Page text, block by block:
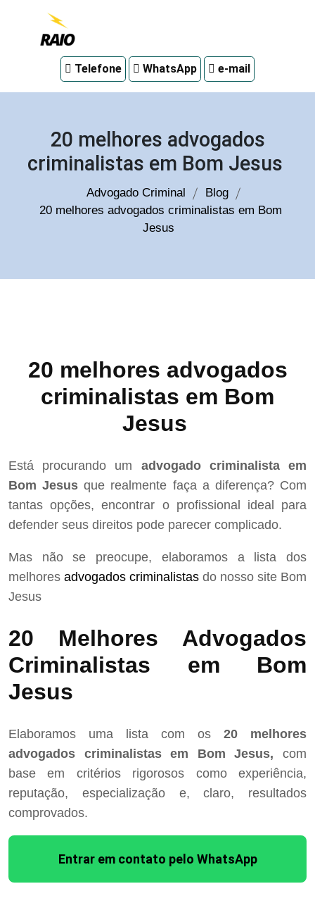
em
Telefone WhatsApp e-mail
20 melhores advogados
criminalistas em Bom Jesus
Advogado Criminal
Blog
20 melhores advogados criminalistas em Bom
Jesus
20 melhores advogados
criminalistas em Bom
Jesus
Está procurando um advogado criminalista em
Bom Jesus que realmente faça a diferença? Com
tantas opções, encontrar o profissional ideal para
defender seus direitos pode parecer complicado.
Mas não se preocupe, elaboramos a lista dos
melhores advogados criminalistas do nosso site Bom
Jesus
20 Melhores Advogados
Criminalistas em Bom
Jesus
Elaboramos uma lista com os 20 melhores
advogados criminalistas em Bom Jesus, com
base em critérios rigorosos como experiência,
reputação, especialização e, claro, resultados
comprovados.
Entrar em contato pelo WhatsApp